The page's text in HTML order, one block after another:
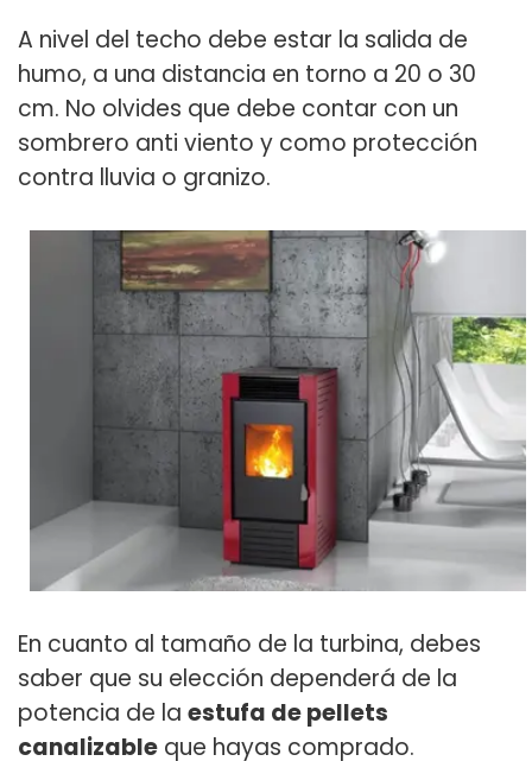
A nivel del techo debe estar la salida de
humo, a una distancia en torno a 20 o 30
cm. No olvides que debe contar con un
sombrero anti viento y como protección
contra lluvia o granizo.
En cuanto al tamaño de la turbina, debes
saber que su elección dependerá de la
potencia de la estufa de pellets
canalizable que hayas comprado.